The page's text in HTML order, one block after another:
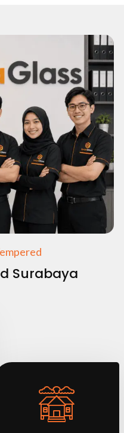
Surabaya